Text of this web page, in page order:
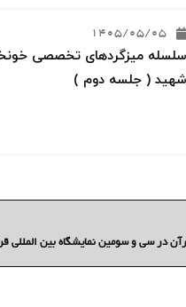
1405/05/05
سلسله میزگردهای تخصصی
شهید ( جلسه دوم )